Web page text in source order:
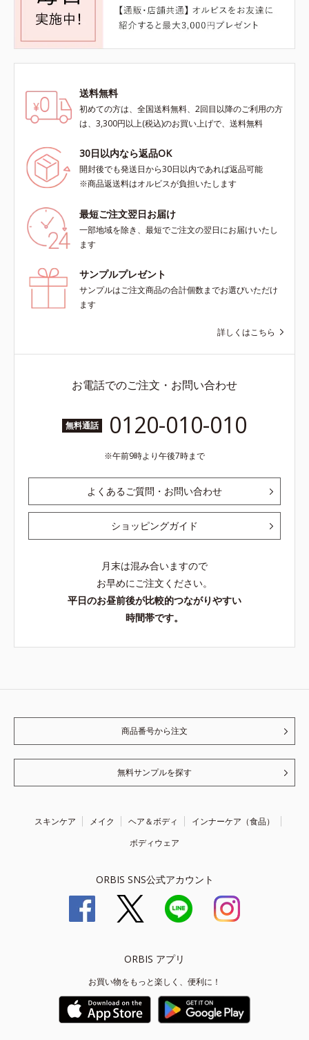
送料無料
初めての方は、全国送料無料、2回目以降のご利用の方
は、3,300円以上(税込)のお買い上げで、送料無料
30日以内なら返品OK
開封後でも発送日から30日以内であれば返品可能
※商品返送料はオルビスが負担いたします
最短ご注文翌日お届け
一部地域を除き、最短でご注文の翌日にお届けいたし
ます
サンプルプレゼント
サンプルはご注文商品の合計個数までお選びいただけ
ます
詳しくはこちら
お電話でのご注文・お問い合わせ
無料通話 0120-010-010
午前9時より午後7時まで
よくあるご質問・お問い合わせ
ショッピングガイド
月末は混み合いますので
お早めにご注文ください。
平日のお昼前後が比較的つながりやすい
時間帯です。
商品番号から注文
無料サンプルを探す
スキンケア メイク ヘア＆ボディ
インナーケア（食品）
ボディウェア
ORBIS SNS公式アカウント
ORBIS アプリ
お買い物をもっと楽しく、便利に！